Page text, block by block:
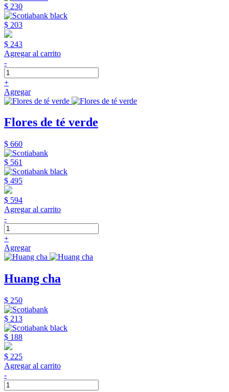
$ 230
$ 203
$ 243
Agregar al carrito
-
+
Agregar
Flores de té verde
$ 660
$ 561
$ 495
$ 594
Agregar al carrito
-
+
Agregar
Huang cha
$ 250
$ 213
$ 188
$ 225
Agregar al carrito
-